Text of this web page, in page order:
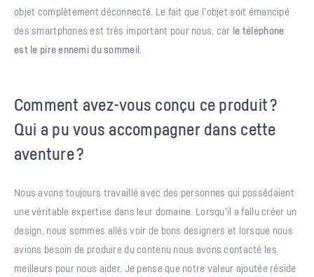
objet complètement déconnecté. Le fait que l’objet soit émancipé
des smartphones est très important pour nous, car le téléphone
est le pire ennemi du sommeil
Comment avez-vous conçu ce produit ?
Qui a pu vous accompagner dans cette
aventure ?
Nous avons toujours travaillé avec des personnes qui possédaient
une véritable expertise dans leur domaine. Lorsqu’il a fallu créer un
design, nous sommes allés voir de bons designers et lorsque nous
avions besoin de produire du contenu nous avons contacté les
meilleurs pour nous aider. Je pense que notre valeur ajoutée réside